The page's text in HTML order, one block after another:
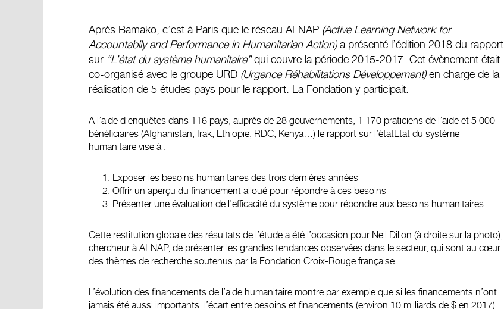
Après Bamako, c’est à Paris que le réseau ALNAP (Active Learning Network for
Accountabily and Performance in Humanitarian Action)a présenté l’édition 2018 du rapport
sur “L’état du système humanitaire”qui couvre la période 2015-2017. Cet évènement était
co-organisé avec le groupe URD (Urgence Réhabilitations Développement)en charge de la
réalisation de 5 études pays pour le rapport. La Fondation y participait.
A l’aide d’enquêtes dans 116 pays, auprès de 28 gouvernements, 1 170 praticiens de l’aide et 5 000
bénéficiaires (Afghanistan, Irak, Ethiopie, RDC, Kenya…) le rapport sur l’étatEtat du système
humanitaire vise à :
Exposer les besoins humanitaires des trois dernières années
Offrir un aperçu du financement alloué pour répondre à ces besoins
Présenter une évaluation de l’efficacité du système pour répondre aux besoins humanitaires
Cette restitution globale des résultats de l’étude a été l’occasion pour Neil Dillon (à droite sur la photo),
chercheur à ALNAP, de présenter les grandes tendances observées dans le secteur, qui sont au cœur
des thèmes de recherche soutenus par la Fondation Croix-Rouge française.
L’évolution des financements de l’aide humanitaire montre par exemple que si les financements n’ont
jamais été aussi importants, l’écart entre besoins et financements (environ 10 milliards de $ en 2017)